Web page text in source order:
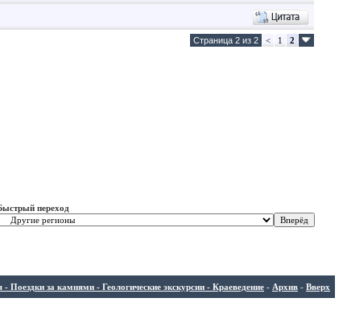
Страница 2 из 2 < 1 2
переход
за камнями - Геологические экскурсии - Краеведение - Архив - Вверх